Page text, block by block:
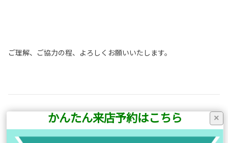
ご理解、ご協力の程、よろしくお願いいたします。
前の記事へ 次の記事へ
×
かんたん来店予約はこちら